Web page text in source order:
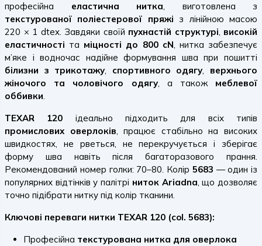
професійна еластична нитка, виготовлена з
текстурованої поліестерової пряжі з лінійною масою
220 × 1 dtex. Завдяки своїй пухнастій структурі, високій
еластичності та міцності до 800 cN, нитка забезпечує
м’яке і водночас надійне формування шва при пошитті
білизни з трикотажу, спортивного одягу, верхнього
жіночого та чоловічого одягу, а також меблевої
оббивки.
TEXAR 120 ідеально підходить для всіх типів
промислових оверлоків, працює стабільно на високих
швидкостях, не рветься, не перекручується і зберігає
форму шва навіть після багаторазового прання.
Рекомендований номер голки: 70–80. Колір 5683 — один із
популярних відтінків у палітрі ниток Ariadna, що дозволяє
точно підібрати нитку під колір тканини.
Ключові переваги нитки TEXAR 120 (col. 5683):
Професійна текстурована нитка для оверлока